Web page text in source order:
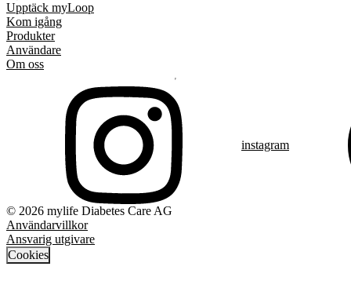
Upptäck myLoop
Kom igång
Produkter
Användare
Om oss
instagram
© 2026 mylife Diabetes Care AG
Användarvillkor
Ansvarig utgivare
Cookies